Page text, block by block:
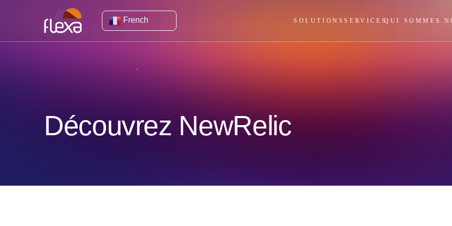
French SOLUTIONSSERVICESQUI SOMMES
Découvrez NewRelic